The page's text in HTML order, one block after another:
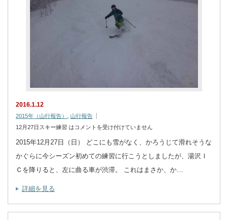
2016.1.12
2015年（山行報告）
山行報告
12月27日スキー練習 は コメントを受け付けていません
2015年12月27日（日） どこにも雪がなく、かろうじて滑れそうな
かぐらに今シーズン初めての練習に行こうとしましたが、湯沢Ｉ
Ｃを降りると、左に曲る車が渋滞。 これはまさか、か…
詳細を見る